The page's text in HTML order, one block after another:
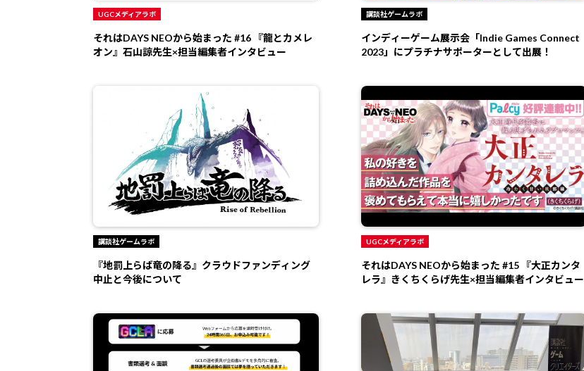
UGCメディアラボ
それはDAYS NEOから始まった #16 『龍とカメレ
オン』石山諒先生×担当編集者インタビュー
講談社ゲームラボ
インディーゲーム展示会「Indie Games Connect
2023」にプラチナサポーターとして出展！
講談社ゲームラボ
『地罰上らば竜の降る』クラウドファンディング
中止と今後について
UGCメディアラボ
それはDAYS NEOから始まった #15 『大正カンタ
レラ』きくちくらげ先生×担当編集者インタビュー